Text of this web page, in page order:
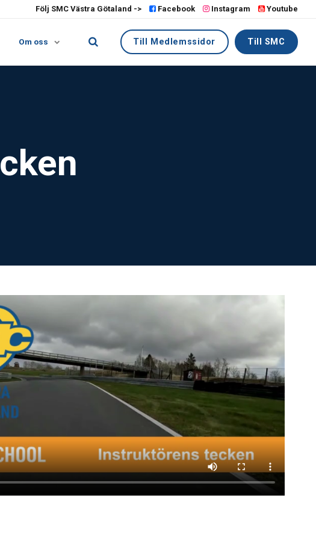
Följ SMC Västra Götaland -> Facebook Instagram Youtube
Om oss Till Medlemssidor Till SMC